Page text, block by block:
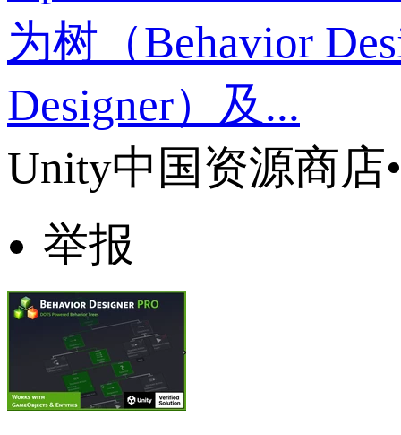
为树（Behavior
Designer）及...
Unity中国资源商店
举报